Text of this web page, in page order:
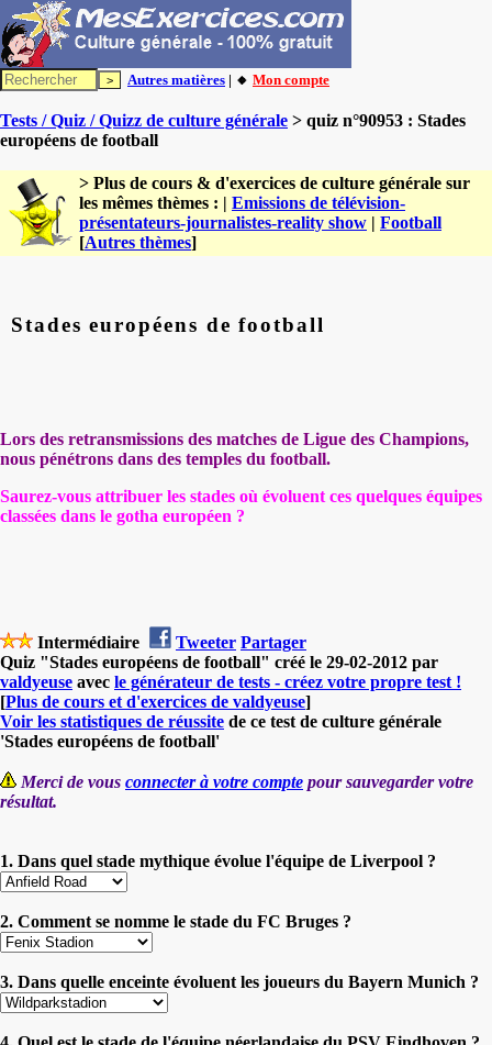
Autres matières | 🔸 Mon compte
Tests / Quiz / Quizz de culture générale > quiz n°90953 : Stades
européens de football
> Plus de cours & d'exercices de culture générale sur
les mêmes thèmes : | Emissions de télévision-
présentateurs-journalistes-reality show | Football
[Autres thèmes]
Stades européens de football
Lors des retransmissions des matches de Ligue des Champions,
nous pénétrons dans des temples du football.
Saurez-vous attribuer les stades où évoluent ces quelques équipes
classées dans le gotha européen ?
Intermédiaire Tweeter Partager
Quiz "Stades européens de football" créé le 29-02-2012 par
valdyeuse avec le générateur de tests - créez votre propre test !
[Plus de cours et d'exercices de valdyeuse]
Voir les statistiques de réussite de ce test de culture générale
'Stades européens de football'
Merci de vous connecter à votre compte pour sauvegarder votre
résultat.
1. Dans quel stade mythique évolue l'équipe de Liverpool ?
2. Comment se nomme le stade du FC Bruges ?
3. Dans quelle enceinte évoluent les joueurs du Bayern Munich ?